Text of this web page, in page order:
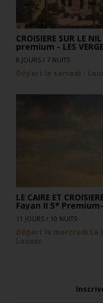
CROISIERE SUR LE NIL à bord du
premium - LES
8 JOURS / 7 NUITS
Départ le samedi -
LE CAIRE ET
Fayan II 5* Premium-
11 JOURS / 10 NUITS
Départ le mercredi Le
Louxor